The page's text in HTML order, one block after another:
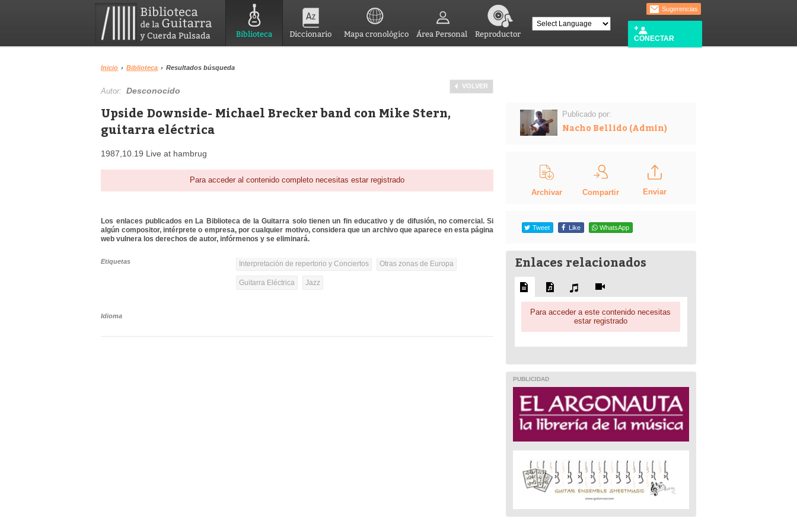
Biblioteca Diccionario Mapa cronológico Área Personal Reproductor
Sugerencias
CONECTAR
Inicio › Biblioteca › Resultados búsqueda
VOLVER
Autor:Desconocido
Upside Downside- Michael Brecker band con Mike Stern,
guitarra eléctrica
1987,10.19 Live at hambrug
Para acceder al contenido completo necesitas estar registrado
Los enlaces publicados en La Biblioteca de la Guitarra solo tienen un fin educativo y de difusión, no comercial. Si
algún compositor, intérprete o empresa, por cualquier motivo, considera que un archivo que aparece en esta página
web vulnera los derechos de autor, infórmenos y se eliminará.
Etiquetas Interpretación de repertorio y Conciertos Otras zonas de Europa
Guitarra Eléctrica Jazz
Idioma
Publicado por:
Nacho Bellido (Admin)
Archivar Compartir Enviar
Tweet Like WhatsApp
Enlaces relacionados
Para acceder a este contenido necesitas
estar registrado
PUBLICIDAD